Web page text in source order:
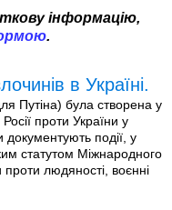
інформацію,
.
в Україні.
Путіна) була створена у
проти України у
документують події, у
статутом Міжнародного
людяності, воєнні